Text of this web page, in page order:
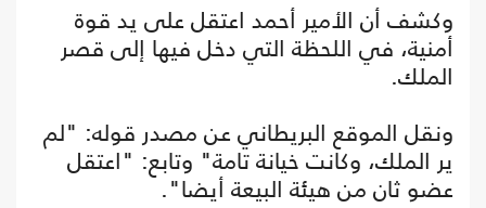
وكشف أن الأمير أحمد اعتقل على يد قوة
أمنية، في اللحظة التي دخل فيها إلى قصر
الملك.
ونقل الموقع البريطاني عن مصدر قوله: "لم
ير الملك، وكانت خيانة تامة" وتابع: "اعتقل
عضو ثان من هيئة البيعة أيضا".